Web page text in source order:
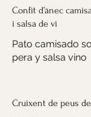
Confit d’ànec
i salsa de vi
Pato camisado
pera y salsa vino
Cruixent de peus